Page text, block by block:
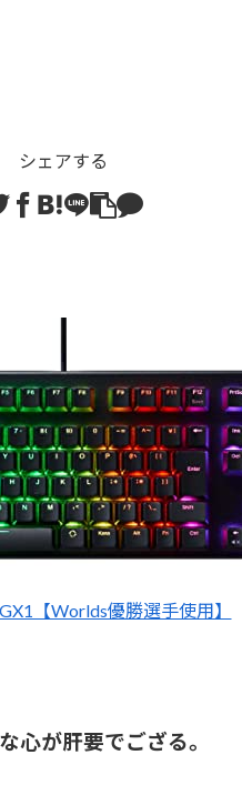
シェアする
【Worlds優勝選手使用】
心が肝要でござる。